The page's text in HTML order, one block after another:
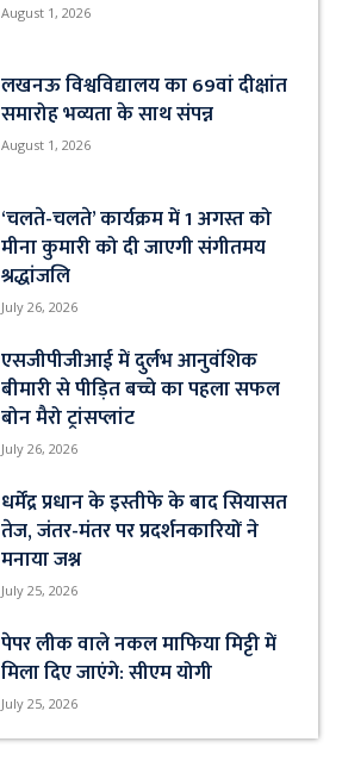
August 1, 2026
लखनऊ विश्वविद्यालय का 69वां दीक्षांत
समारोह भव्यता के साथ संपन्न
August 1, 2026
‘चलते-चलते’ कार्यक्रम में 1 अगस्त को
मीना कुमारी को दी जाएगी संगीतमय
श्रद्धांजलि
July 26, 2026
एसजीपीजीआई में दुर्लभ आनुवंशिक
बीमारी से पीड़ित बच्चे का पहला सफल
बोन मैरो ट्रांसप्लांट
July 26, 2026
धर्मेंद्र प्रधान के इस्तीफे के बाद सियासत
तेज, जंतर-मंतर पर प्रदर्शनकारियों ने
मनाया जश्न
July 25, 2026
पेपर लीक वाले नकल माफिया मिट्टी में
मिला दिए जाएंगे: सीएम योगी
July 25, 2026